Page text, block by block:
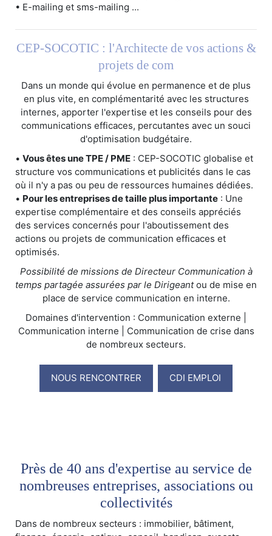
• E-mailing et sms-mailing ...
CEP-SOCOTIC : l'Architecte de vos actions &
projets de com
Dans un monde qui évolue en permanence et de plus
en plus vite, en complémentarité avec les structures
internes, apporter l'expertise et les conseils pour des
communications efficaces, percutantes avec un souci
d'optimisation budgétaire.
• Vous êtes une TPE / PME : CEP-SOCOTIC globalise et
structure vos communications et publicités dans le cas
où il n'y a pas ou peu de ressources humaines dédiées.
• Pour les entreprises de taille plus importante : Une
expertise complémentaire et des conseils appréciés
des services concernés pour l'aboutissement des
actions ou projets de communication efficaces et
optimisés.
Possibilité de missions de Directeur Communication à
temps partagée assurées par le Dirigeantou de mise en
place de service communication en interne.
Domaines d'intervention : Communication externe |
Communication interne | Communication de crise dans
de nombreux secteurs.
NOUS RENCONTRER CDI EMPLOI
Près de 40 ans d'expertise au service de
nombreuses entreprises, associations ou
collectivités
Dans de nombreux secteurs : immobilier, bâtiment,